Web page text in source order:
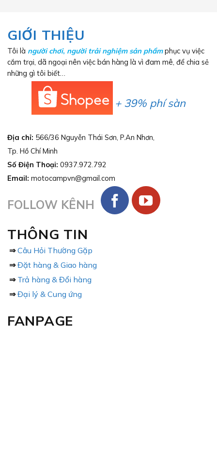
GIỚI THIỆU
Tôi là người chơi, người trải nghiệm sản phẩmphục vụ việc
cắm trại, dã ngoại nên việc bán hàng là vì đam mê, để chia sẻ
những gì tôi biết…
+ 39% phí sàn
Địa chỉ: 566/36 Nguyễn Thái Sơn, P.An Nhơn,
Tp. Hồ Chí Minh
Số Điện Thoại: 0937.972.792
Email: motocampvn@gmail.com
FOLLOW KÊNH
THÔNG TIN
⇒ Câu Hỏi Thường Gặp
⇒ Đặt hàng & Giao hàng
⇒ Trả hàng & Đổi hàng
⇒ Đại lý & Cung ứng
FANPAGE